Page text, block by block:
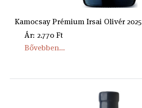
Kamocsay Prémium Irsai Olivér 2025
Ár: 2.770 Ft
Bővebben...